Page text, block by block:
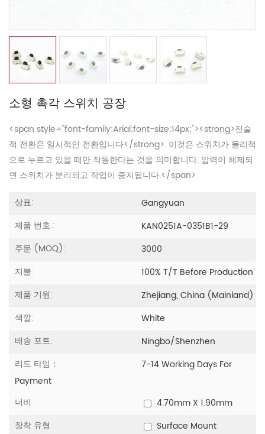
소형 촉각 스위치 공장
<span style="font-family:Arial;font-size:14px;"><strong>전술
적 전환은 일시적인 전환입니다</strong>. 이것은 스위치가 물리적
으로 누르고 있을 때만 작동한다는 것을 의미합니다. 압력이 해제되
면 스위치가 분리되고 작업이 중지됩니다.</span>
상표:
Gangyuan
제품 번호.:
KAN0251A-0351B1-29
주문 (MOQ):
3000
지불:
100% T/T Before Production
제품 기원:
Zhejiang, China (Mainland)
색깔:
White
배송 포트:
Ningbo/Shenzhen
리드 타임：
7-14 Working Days For
Payment
너비
4.70mm X 1.90mm
장착 유형
Surface Mount